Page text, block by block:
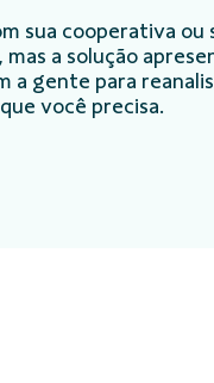
sua cooperativa ou
a solução
gente para
você precisa.